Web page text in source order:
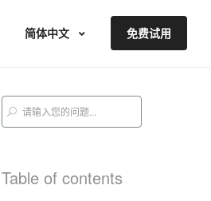
简体中文 免费试用
Table of contents